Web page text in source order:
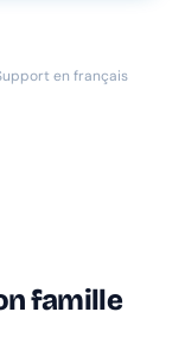
en français
famille